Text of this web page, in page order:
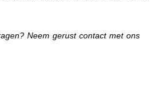
Neem gerust contact met ons